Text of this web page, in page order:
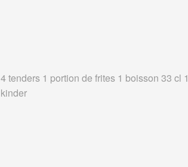
4 tenders 1 portion de frites 1 boisson 33 cl 1
kinder